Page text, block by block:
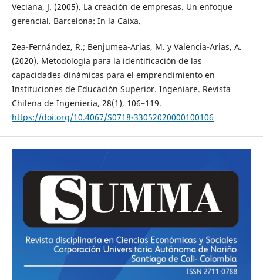
Veciana, J. (2005). La creación de empresas. Un enfoque
gerencial. Barcelona: In la Caixa.
Zea-Fernández, R.; Benjumea-Arias, M. y Valencia-Arias, A.
(2020). Metodología para la identificación de las
capacidades dinámicas para el emprendimiento en
Instituciones de Educación Superior. Ingeniare. Revista
Chilena de Ingeniería, 28(1), 106–119.
https://doi.org/10.4067/S0718-33052020000100106